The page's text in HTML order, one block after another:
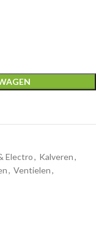
Electro, Kalveren,
, Ventielen,